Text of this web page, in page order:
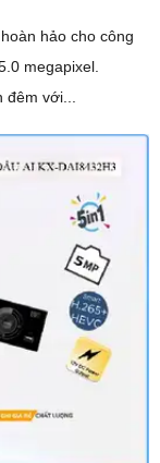
hảo cho công
megapixel.
với...